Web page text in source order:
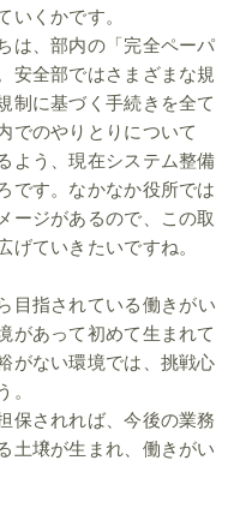
くかです。
は、部内の「完全ペーパ
安全部ではさまざまな規
制に基づく手続きを全て
でのやりとりについて
よう、現在システム整備
です。なかなか役所では
ージがあるので、この取
げていきたいですね。
目指されている働きがい
があって初めて生まれて
がない環境では、挑戦心
保されれば、今後の業務
土壌が生まれ、働きがい